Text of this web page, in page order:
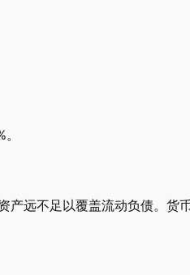
远不足以覆盖流动负债。货